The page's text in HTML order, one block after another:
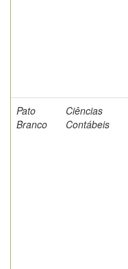
Pato
Branco
Ciências
Contábeis